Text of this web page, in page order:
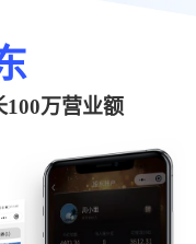
万营业额